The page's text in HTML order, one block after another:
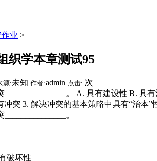
业 >
织学本章测试95
源:未知 作者:admin 点击: 次
_______________。 A. 具有建设性 B. 具
冲突 3. 解决冲突的基本策略中具有“治本”
。
破坏性